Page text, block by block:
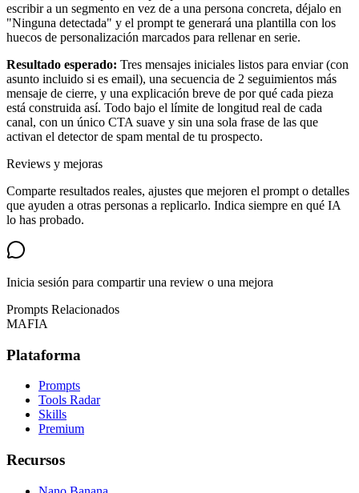
escribir a un segmento en vez de a una persona concreta, déjalo en
"Ninguna detectada" y el prompt te generará una plantilla con los
huecos de personalización marcados para rellenar en serie.
Resultado esperado: Tres mensajes iniciales listos para enviar (con
asunto incluido si es email), una secuencia de 2 seguimientos más
mensaje de cierre, y una explicación breve de por qué cada pieza
está construida así. Todo bajo el límite de longitud real de cada
canal, con un único CTA suave y sin una sola frase de las que
activan el detector de spam mental de tu prospecto.
Reviews y mejoras
Comparte resultados reales, ajustes que mejoren el prompt o detalles
que ayuden a otras personas a replicarlo. Indica siempre en qué IA
lo has probado.
Inicia sesión para compartir una review o una mejora
Prompts Relacionados
MAFIA
Plataforma
Prompts
Tools Radar
Skills
Premium
Recursos